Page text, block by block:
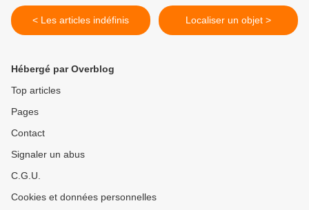
< Les articles indéfinis Localiser un objet >
Hébergé par Overblog
Top articles
Pages
Contact
Signaler un abus
C.G.U.
Cookies et données personnelles